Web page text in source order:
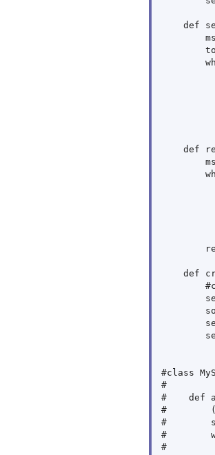
def
def
def
#class
#
#    def
#
#        ss
#
#